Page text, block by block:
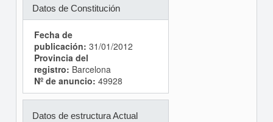
Datos de Constitución
Fecha de
publicación: 31/01/2012
Provincia del
registro: Barcelona
Nº de anuncio: 49928
Datos de estructura Actual